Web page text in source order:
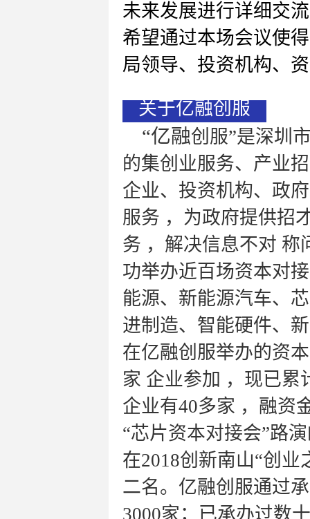
未来发展进行详细交
希望通过本场会议使
局领导、投资机构、
关于亿融创服
“亿融创服”是深圳
的集创业服务、产业
企业、投资机构、政
服务 ，为政府提供招
务 ，解决信息不对 称
功举办近百场资本对
能源、新能源汽车、
进制造、智能硬件、
在亿融创服举办的资
家 企业参加 ，现已累
企业有40多家 ，融资
“芯片资本对接会”路
在2018创新南山“创
二名。亿融创服通过
3000家；已承办过数